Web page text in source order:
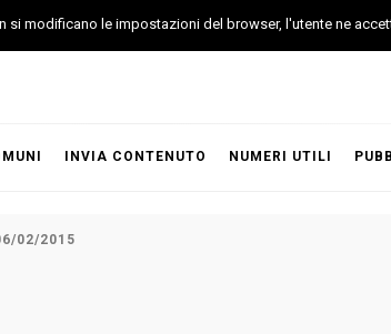
INVIA CONTENUTO NUMERI UTILI
02/2015
modificano le impostazioni del browser, l'utente ne